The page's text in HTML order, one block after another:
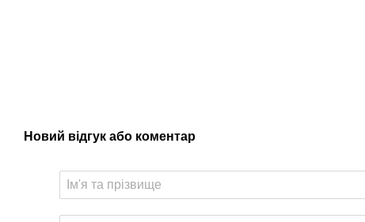
Новий відгук або коментар